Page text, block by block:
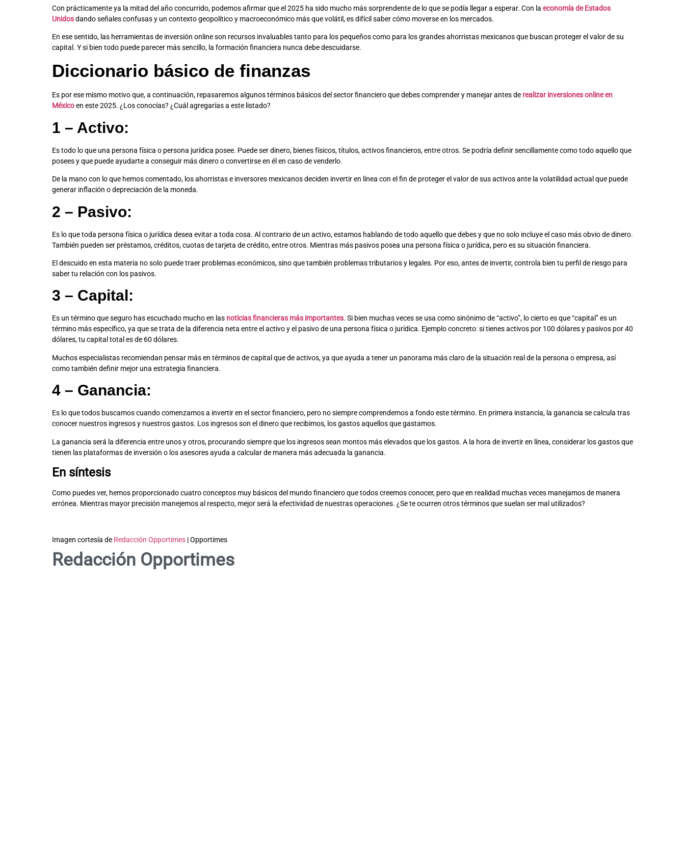
Con prácticamente ya la mitad del año concurrido, podemos afirmar que el 2025 ha sido mucho más sorprendente de lo que se podía llegar a esperar. Con la economía de Estados
Unidosdando señales confusas y un contexto geopolítico y macroeconómico más que volátil, es difícil saber cómo moverse en los mercados.
En ese sentido, las herramientas de inversión online son recursos invaluables tanto para los pequeños como para los grandes ahorristas mexicanos que buscan proteger el valor de su
capital. Y si bien todo puede parecer más sencillo, la formación financiera nunca debe descuidarse.
Diccionario básico de finanzas
Es por ese mismo motivo que, a continuación, repasaremos algunos términos básicos del sector financiero que debes comprender y manejar antes de realizar inversiones online en
Méxicoen este 2025. ¿Los conocías? ¿Cuál agregarías a este listado?
1 – Activo:
Es todo lo que una persona física o persona jurídica posee. Puede ser dinero, bienes físicos, títulos, activos financieros, entre otros. Se podría definir sencillamente como todo aquello que
posees y que puede ayudarte a conseguir más dinero o convertirse en él en caso de venderlo.
De la mano con lo que hemos comentado, los ahorristas e inversores mexicanos deciden invertir en línea con el fin de proteger el valor de sus activos ante la volatilidad actual que puede
generar inflación o depreciación de la moneda.
2 – Pasivo:
Es lo que toda persona física o jurídica desea evitar a toda cosa. Al contrario de un activo, estamos hablando de todo aquello que debes y que no solo incluye el caso más obvio de dinero.
También pueden ser préstamos, créditos, cuotas de tarjeta de crédito, entre otros. Mientras más pasivos posea una persona física o jurídica, pero es su situación financiera.
El descuido en esta materia no solo puede traer problemas económicos, sino que también problemas tributarios y legales. Por eso, antes de invertir, controla bien tu perfil de riesgo para
saber tu relación con los pasivos.
3 – Capital:
Es un término que seguro has escuchado mucho en las noticias financieras más importantes. Si bien muchas veces se usa como sinónimo de “activo”, lo cierto es que “capital” es un
término más específico, ya que se trata de la diferencia neta entre el activo y el pasivo de una persona física o jurídica. Ejemplo concreto: si tienes activos por 100 dólares y pasivos por 40
dólares, tu capital total es de 60 dólares.
Muchos especialistas recomiendan pensar más en términos de capital que de activos, ya que ayuda a tener un panorama más claro de la situación real de la persona o empresa, así
como también definir mejor una estrategia financiera.
4 – Ganancia:
Es lo que todos buscamos cuando comenzamos a invertir en el sector financiero, pero no siempre comprendemos a fondo este término. En primera instancia, la ganancia se calcula tras
conocer nuestros ingresos y nuestros gastos. Los ingresos son el dinero que recibimos, los gastos aquellos que gastamos.
La ganancia será la diferencia entre unos y otros, procurando siempre que los ingresos sean montos más elevados que los gastos. A la hora de invertir en línea, considerar los gastos que
tienen las plataformas de inversión o los asesores ayuda a calcular de manera más adecuada la ganancia.
En síntesis
Como puedes ver, hemos proporcionado cuatro conceptos muy básicos del mundo financiero que todos creemos conocer, pero que en realidad muchas veces manejamos de manera
errónea. Mientras mayor precisión manejemos al respecto, mejor será la efectividad de nuestras operaciones. ¿Se te ocurren otros términos que suelan ser mal utilizados?
Imagen cortesía de Redacción Opportimes | Opportimes
Redacción Opportimes